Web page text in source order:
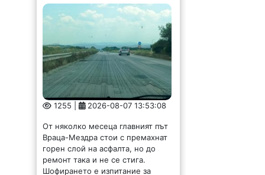
1255 | 2026-08-07 13:53:08
От няколко месеца главният път
Враца-Мездра стои с премахнат
горен слой на асфалта, но до
ремонт така и не се стига.
Шофирането е изпитание за